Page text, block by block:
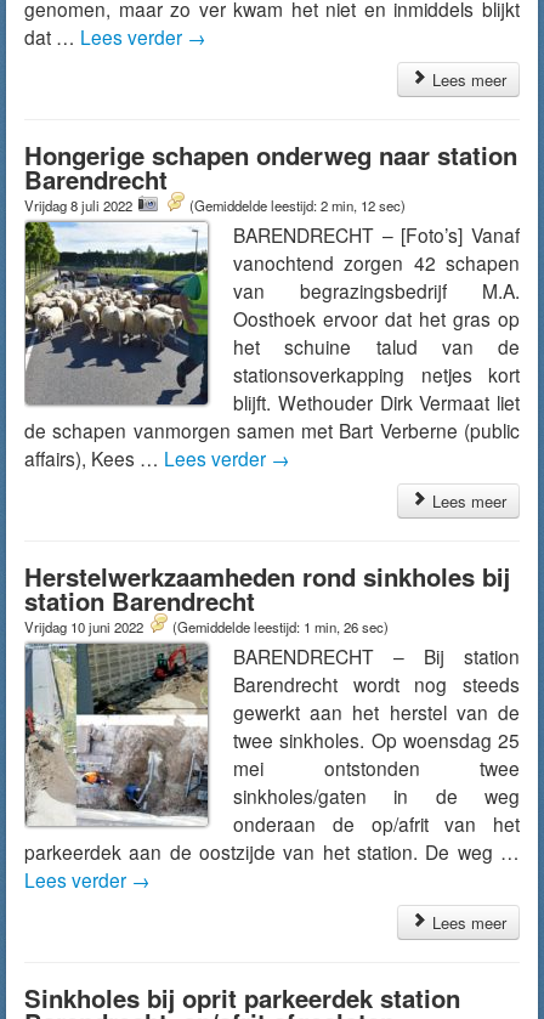
genomen, maar zo ver kwam het niet en inmiddels blijkt
dat … Lees verder →
Lees meer
Hongerige schapen onderweg naar station
Barendrecht
Vrijdag 8 juli 2022 (Gemiddelde leestijd: 2 min, 12 sec)
BARENDRECHT – [Foto’s] Vanaf
vanochtend zorgen 42 schapen
van begrazingsbedrijf M.A.
Oosthoek ervoor dat het gras op
het schuine talud van de
stationsoverkapping netjes kort
blijft. Wethouder Dirk Vermaat liet
de schapen vanmorgen samen met Bart Verberne (public
affairs), Kees … Lees verder →
Lees meer
Herstelwerkzaamheden rond sinkholes bij
station Barendrecht
Vrijdag 10 juni 2022 (Gemiddelde leestijd: 1 min, 26 sec)
BARENDRECHT – Bij station
Barendrecht wordt nog steeds
gewerkt aan het herstel van de
twee sinkholes. Op woensdag 25
mei ontstonden twee
sinkholes/gaten in de weg
onderaan de op/afrit van het
parkeerdek aan de oostzijde van het station. De weg …
Lees verder →
Lees meer
Sinkholes bij oprit parkeerdek station